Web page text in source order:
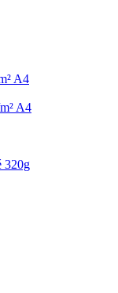
A4
A4
320g